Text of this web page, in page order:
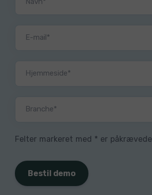
E-mail*
Hjemmeside*
Branche*
Felter markeret med * er påkrævede
Bestil demo